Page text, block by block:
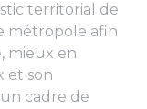
territorial de
métropole afin
mieux en
et son
cadre de